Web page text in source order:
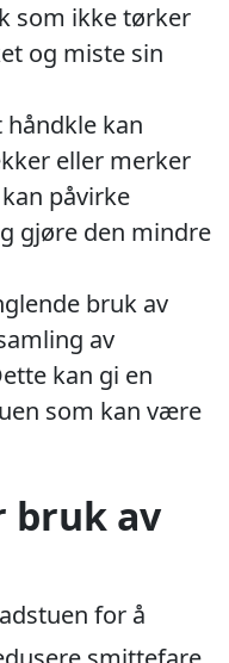
som ikke tørker
og miste sin
håndkle kan
eller merker
påvirke
gjøre den mindre
bruk av
av
kan gi en
som kan være
bruk av
for å